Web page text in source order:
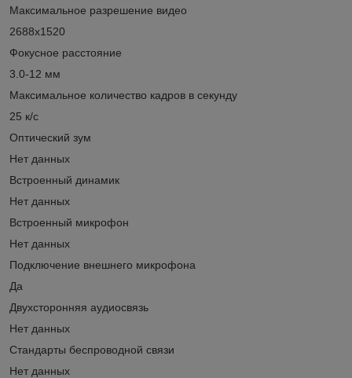
Максимальное разрешение видео
2688x1520
Фокусное расстояние
3.0-12 мм
Максимальное количество кадров в секунду
25 к/с
Оптический зум
Нет данных
Встроенный динамик
Нет данных
Встроенный микрофон
Нет данных
Подключение внешнего микрофона
Да
Двухсторонняя аудиосвязь
Нет данных
Стандарты беспроводной связи
Нет данныx